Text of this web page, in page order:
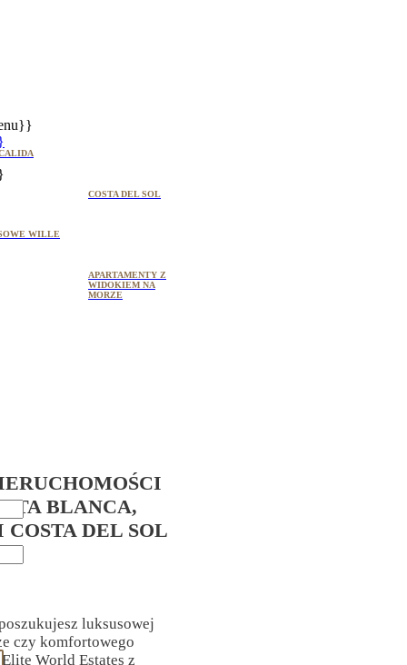
COSTA DEL SOL
WILLE
APARTAMENTY Z
WIDOKIEM NA
MORZE
BLANCA,
DEL SOL
luksusowej
czy komfortowego
World Estates z